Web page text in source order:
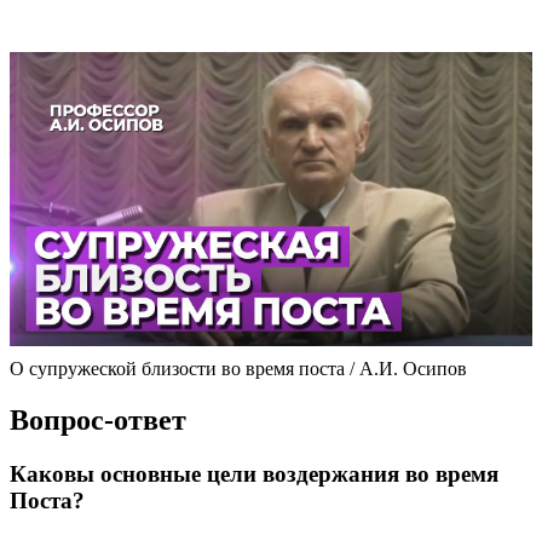
О супружеской близости во время поста / А.И. Осипов
Вопрос-ответ
Каковы основные цели воздержания во время
Поста?